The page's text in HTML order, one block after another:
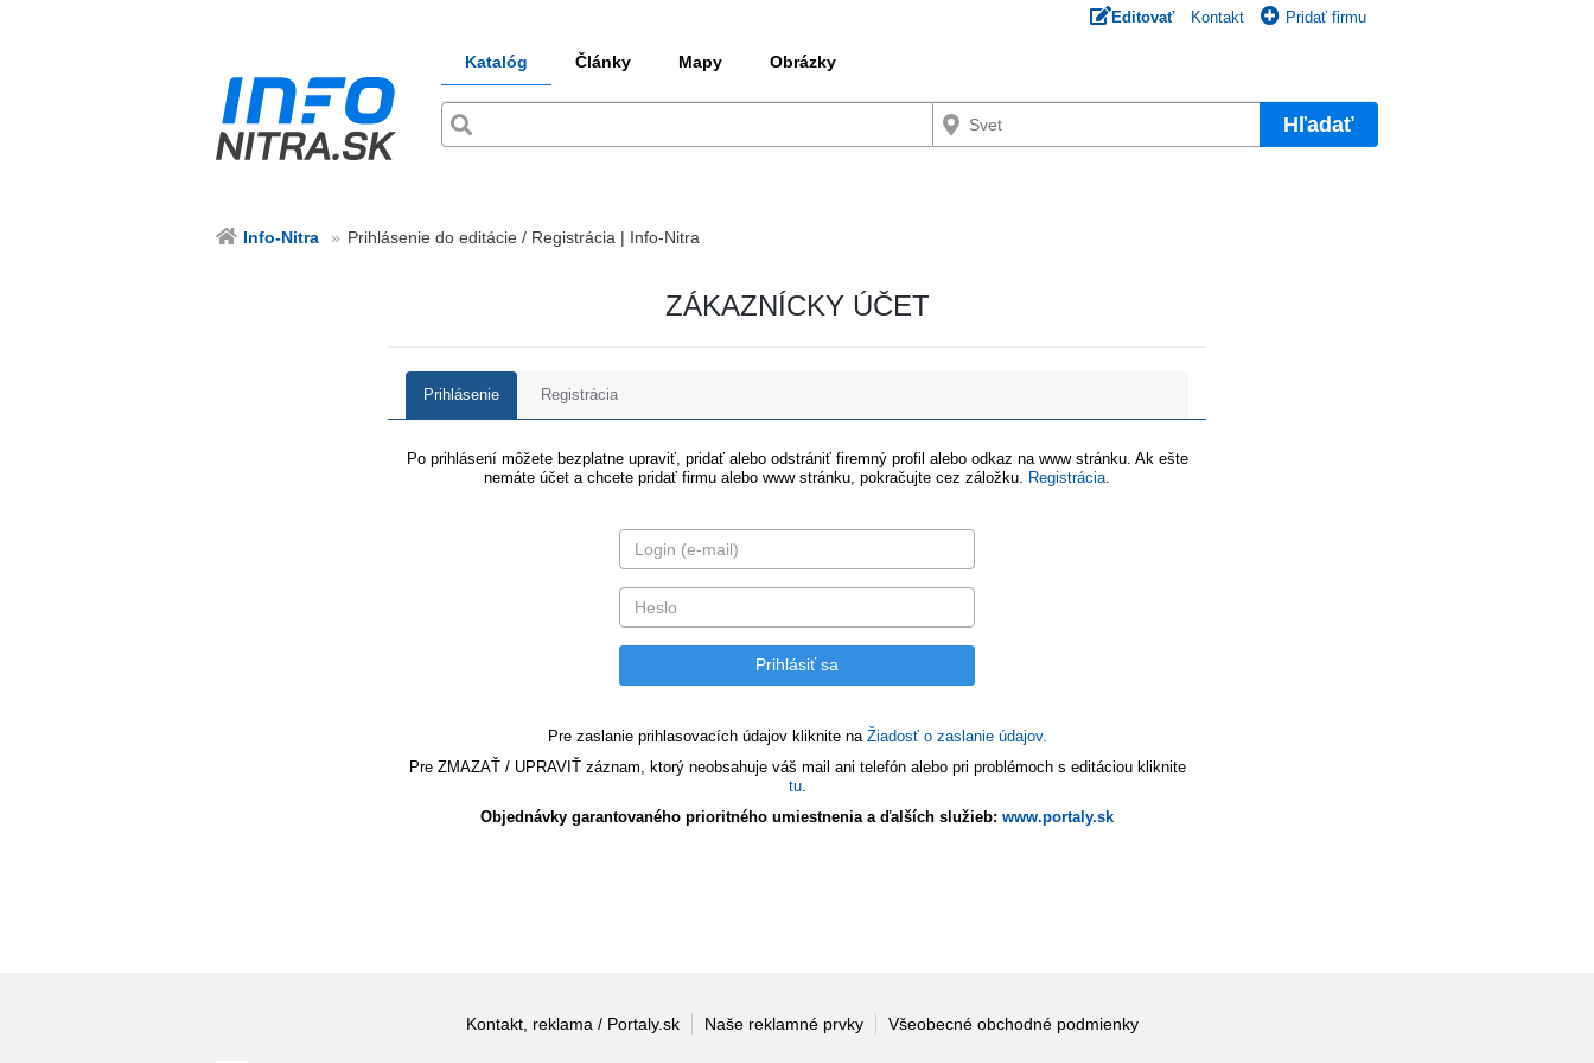
Editovať Kontakt Pridať firmu
Katalóg Články Mapy Obrázky
Hľadať
Info-Nitra Prihlásenie do editácie / Registrácia | Info-Nitra
ZÁKAZNÍCKY ÚČET
Prihlásenie Registrácia
Po prihlásení môžete bezplatne upraviť, pridať alebo odstrániť firemný profil alebo odkaz na www stránku. Ak ešte
nemáte účet a chcete pridať firmu alebo www stránku, pokračujte cez záložku.
Registrácia
Pre zaslanie prihlasovacích údajov kliknite na Žiadosť o zaslanie údajov.
Pre ZMAZAŤ / UPRAVIŤ záznam, ktorý neobsahuje váš mail ani telefón alebo pri problémoch s editáciou kliknite
tu.
Objednávky garantovaného prioritného umiestnenia a ďalších služieb: www.portaly.sk
Kontakt, reklama / Portaly.sk Naše reklamné prvky Všeobecné obchodné podmienky